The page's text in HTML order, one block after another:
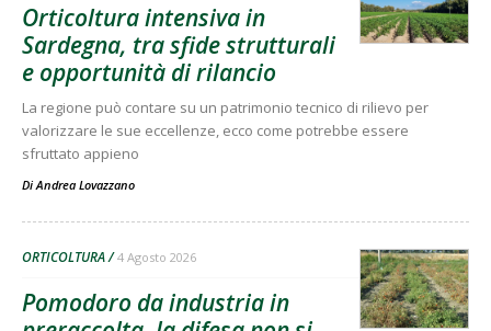
Orticoltura intensiva in
Sardegna, tra sfide strutturali
e opportunità di rilancio
La regione può contare su un patrimonio tecnico di rilievo per
valorizzare le sue eccellenze, ecco come potrebbe essere
sfruttato appieno
Di Andrea Lovazzano
ORTICOLTURA 4 Agosto 2026
Pomodoro da industria in